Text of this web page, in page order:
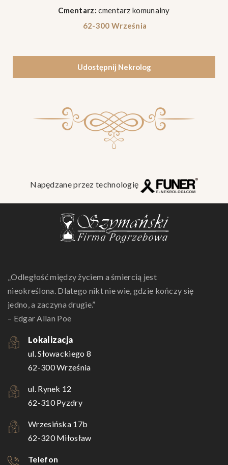
Cmentarz: cmentarz komunalny
62-300 Września
Udostępnij Nekrolog
Napędzane przez technologię
„Odległość między życiem a śmiercią jest
nieokreślona. Dlatego nikt nie wie, gdzie kończy się
jedno, a zaczyna drugie.”
– Edgar Allan Poe
Lokalizacja
ul. Słowackiego 8
62-300 Września
ul. Rynek 12
62-310 Pyzdry
Wrzesińska 17b
62-320 Miłosław
Telefon